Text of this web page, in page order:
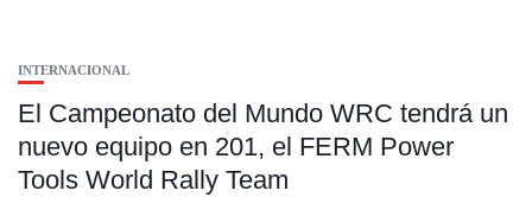
INTERNACIONAL
El Campeonato del Mundo WRC tendrá un
nuevo equipo en 201, el FERM Power
Tools World Rally Team